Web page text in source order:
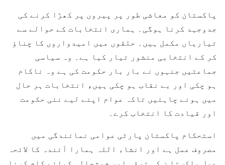
پاکستان کو معاشی طور پر پیروں پر کھڑا کرنے کی
جدوجہد کرنا ہوگی۔ ہماری انتخابات کے حوالے سے
تیاریاں مکمل ہیں۔ حلقوں میں امیدواروں کا چناؤ
کر کے انتخابی منشور تیار کیا ہے۔ وہ سیاسی
جماعتیں جنہوں نے بار بار حکومت کی ہے وہ ناکام
ہو چکی اور بے نقاب ہو چکی ہیں، انتخابات ہر حال
میں ہونے چاہئیں تاکہ عوام اپنے لیے نئی حکومت
اور قیادت کا انتخاب کرے۔
استحکام پاکستان پارٹی عوامی نمائندگی میں
مصروف عمل ہے اور انشاء اللہ ہمارا آئندہ کا لائحہ
عمل پاکستا ن کی ترقی اور خوشحالی کیلئے کام کرنا